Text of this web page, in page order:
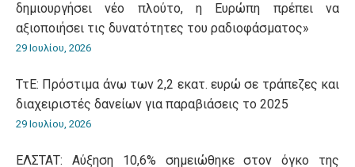
δημιουργήσει νέο πλούτο, η Ευρώπη πρέπει να
αξιοποιήσει τις δυνατότητες του ραδιοφάσματος»
29 Ιουλίου, 2026
ΤτΕ: Πρόστιμα άνω των 2,2 εκατ. ευρώ σε τράπεζες και
διαχειριστές δανείων για παραβιάσεις το 2025
29 Ιουλίου, 2026
ΕΛΣΤΑΤ: Αύξηση 10,6% σημειώθηκε στον όγκο της